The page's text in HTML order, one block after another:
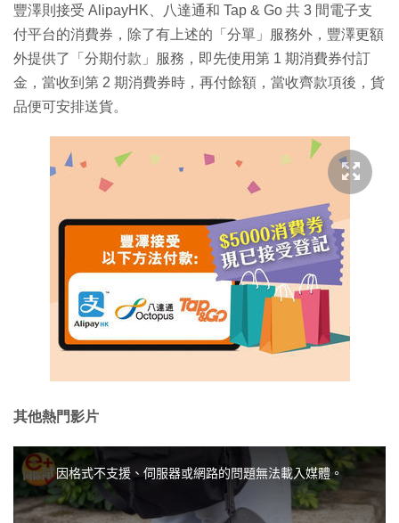
豐澤則接受 AlipayHK、八達通和 Tap & Go 共 3 間電子支
付平台的消費券，除了有上述的「分單」服務外，豐澤更額
外提供了「分期付款」服務，即先使用第 1 期消費券付訂
金，當收到第 2 期消費券時，再付餘額，當收齊款項後，貨
品便可安排送貨。
其他熱門影片
a
m
因格式不支援、伺服器或網路的問題無法載入媒體。